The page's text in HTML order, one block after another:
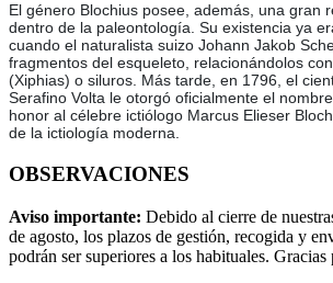
El género Blochius posee, además, una gran
dentro de la paleontología. Su existencia ya
cuando el naturalista suizo Johann Jakob
fragmentos del esqueleto, relacionándolos
(Xiphias) o siluros. Más tarde, en 1796, el
Serafino Volta le otorgó oficialmente el
honor al célebre ictiólogo Marcus Elieser
de la ictiología moderna.
OBSERVACIONES
Aviso importante: Debido al cierre de
de agosto, los plazos de gestión, recogida y
podrán ser superiores a los habituales.